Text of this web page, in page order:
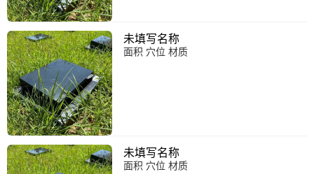
未填写名称
面积 穴位 材质
未填写名称
面积 穴位 材质